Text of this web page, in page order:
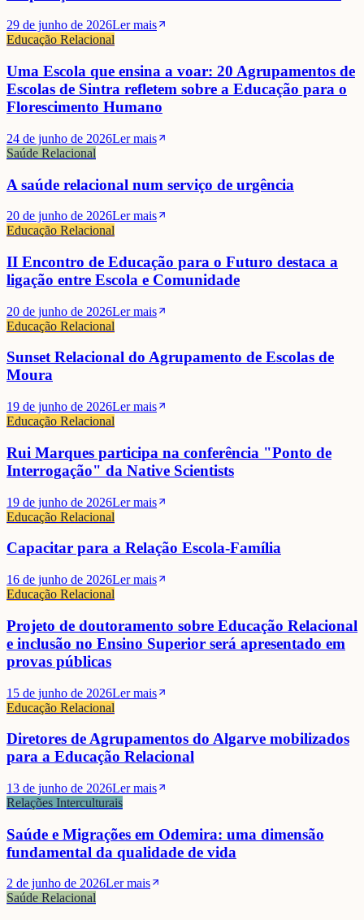
29 de junho de 2026Ler mais
Educação Relacional
Uma Escola que ensina a voar: 20 Agrupamentos de
Escolas de Sintra refletem sobre a Educação para o
Florescimento Humano
24 de junho de 2026Ler mais
Saúde Relacional
A saúde relacional num serviço de urgência
20 de junho de 2026Ler mais
Educação Relacional
II Encontro de Educação para o Futuro destaca a
ligação entre Escola e Comunidade
20 de junho de 2026Ler mais
Educação Relacional
Sunset Relacional do Agrupamento de Escolas de
Moura
19 de junho de 2026Ler mais
Educação Relacional
Rui Marques participa na conferência "Ponto de
Interrogação" da Native Scientists
19 de junho de 2026Ler mais
Educação Relacional
Capacitar para a Relação Escola-Família
16 de junho de 2026Ler mais
Educação Relacional
Projeto de doutoramento sobre Educação Relacional
e inclusão no Ensino Superior será apresentado em
provas públicas
15 de junho de 2026Ler mais
Educação Relacional
Diretores de Agrupamentos do Algarve mobilizados
para a Educação Relacional
13 de junho de 2026Ler mais
Relações Interculturais
Saúde e Migrações em Odemira: uma dimensão
fundamental da qualidade de vida
2 de junho de 2026Ler mais
Saúde Relacional